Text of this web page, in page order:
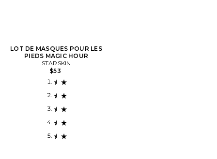
LOT DE MASQUES POUR LES
PIEDS MAGIC HOUR
STARSKIN
$53